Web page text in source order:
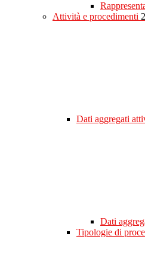
Attività e procedimenti 2
Dati aggregati
Dati
Tipologie di